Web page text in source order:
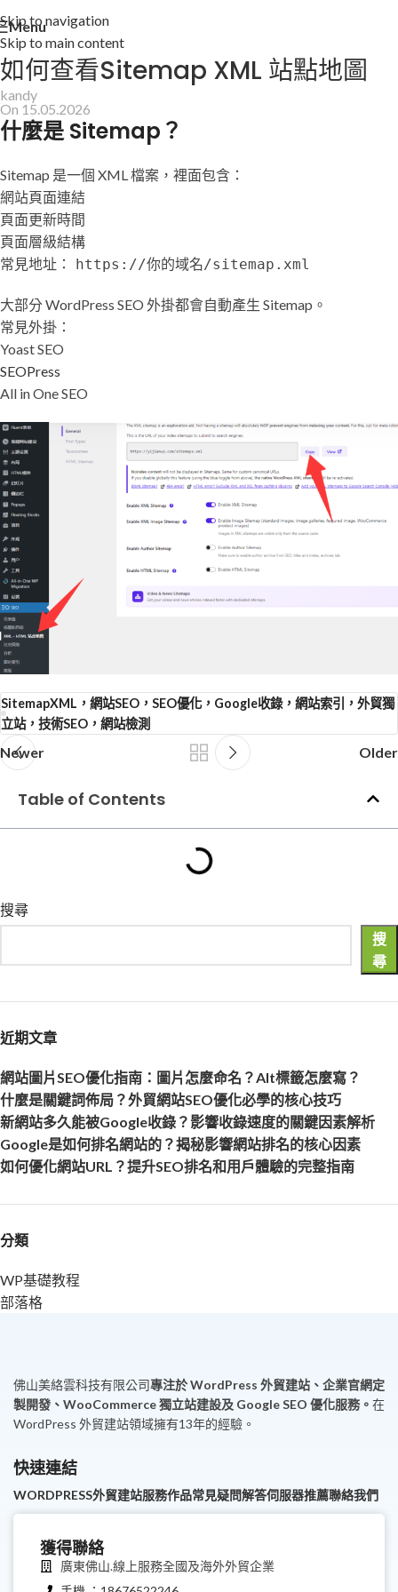
Skip to navigation
Skip to main content
Menu
如何查看Sitemap XML 站點地圖
kandy
On 15.05.2026
什麼是 Sitemap？
Sitemap 是一個 XML 檔案，裡面包含：
網站頁面連結
頁面更新時間
頁面層級結構
常見地址：
https://你的域名/sitemap.xml
大部分 WordPress SEO 外掛都會自動產生 Sitemap。
常見外掛：
Yoast SEO
SEOPress
All in One SEO
SitemapXML，網站SEO，SEO優化，Google收錄，網站索引，外貿獨
立站，技術SEO，網站檢測
Newer Older
Table of Contents
搜尋
搜
尋
近期文章
網站圖片SEO優化指南：圖片怎麼命名？Alt標籤怎麼寫？
什麼是關鍵詞佈局？外貿網站SEO優化必學的核心技巧
新網站多久能被Google收錄？影響收錄速度的關鍵因素解析
Google是如何排名網站的？揭秘影響網站排名的核心因素
如何優化網站URL？提升SEO排名和用戶體驗的完整指南
分類
WP基礎教程
部落格
佛山美絡雲科技有限公司專注於 WordPress 外貿建站、企業官網定
製開發、WooCommerce 獨立站建設及 Google SEO 優化服務。 在
WordPress 外貿建站領域擁有13年的經驗。
快速連結
WORDPRESS外貿建站服務作品常見疑問解答伺服器推薦聯絡我們
獲得聯絡
廣東佛山.線上服務全國及海外外貿企業